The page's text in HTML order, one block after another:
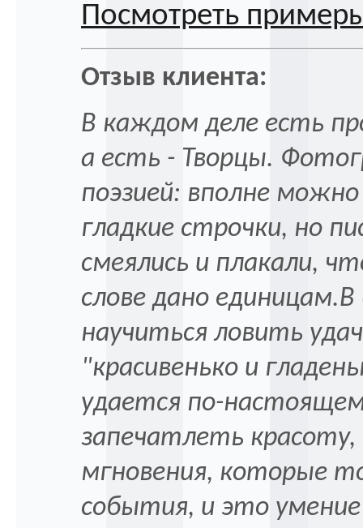
Посмотреть
Отзыв клиента:
В каждом деле есть
а есть - Творцы.
поэзией: вполне
гладкие строчки, но
смеялись и плакали,
слове дано
научиться ловить
"красивенько и
удается по-
запечатлеть
мгновения, которые
события, и это